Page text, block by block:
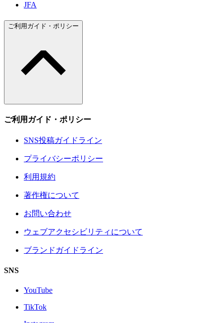
JFA
ご利用ガイド・ポリシー
ご利用ガイド・ポリシー
SNS投稿ガイドライン
プライバシーポリシー
利用規約
著作権について
お問い合わせ
ウェブアクセシビリティについて
ブランドガイドライン
SNS
YouTube
TikTok